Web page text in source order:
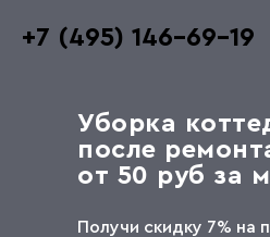
+7 (495) 146-69-19
Уборка
после
от 50 руб за
Получи скидку 7% на